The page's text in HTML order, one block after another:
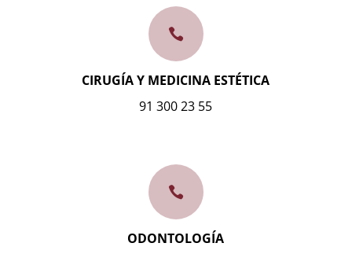

CIRUGÍA Y MEDICINA ESTÉTICA
91 300 23 55

ODONTOLOGÍA